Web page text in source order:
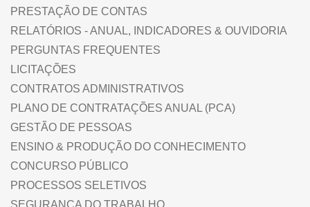
PRESTAÇÃO DE CONTAS
RELATÓRIOS - ANUAL, INDICADORES & OUVIDORIA
PERGUNTAS FREQUENTES
LICITAÇÕES
CONTRATOS ADMINISTRATIVOS
PLANO DE CONTRATAÇÕES ANUAL (PCA)
GESTÃO DE PESSOAS
ENSINO & PRODUÇÃO DO CONHECIMENTO
CONCURSO PÚBLICO
PROCESSOS SELETIVOS
SEGURANÇA DO TRABALHO